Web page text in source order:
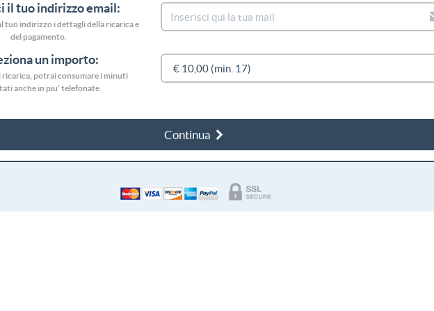
il tuo indirizzo email:
tuo indirizzo i dettagli della ricarica e
del pagamento.
un importo:
ricarica, potrai consumare i minuti
anche in piu' telefonate.
Continua